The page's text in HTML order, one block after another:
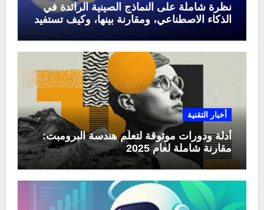
نظرة شاملة على النماذج الصينية الرائدة في
الذكاء الاصطناعي، ومقارنة بينها، وكيف تستفيد
أخبار التقنية
أدلة ودورات موثوقة لتعلّم هندسة البرومبت:
مقارنة شاملة لعام 2025